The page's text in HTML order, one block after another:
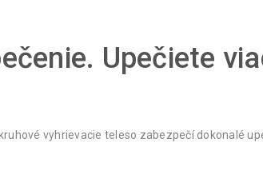
Upečiete
vyhrievacie teleso zabezpečí dokonalé